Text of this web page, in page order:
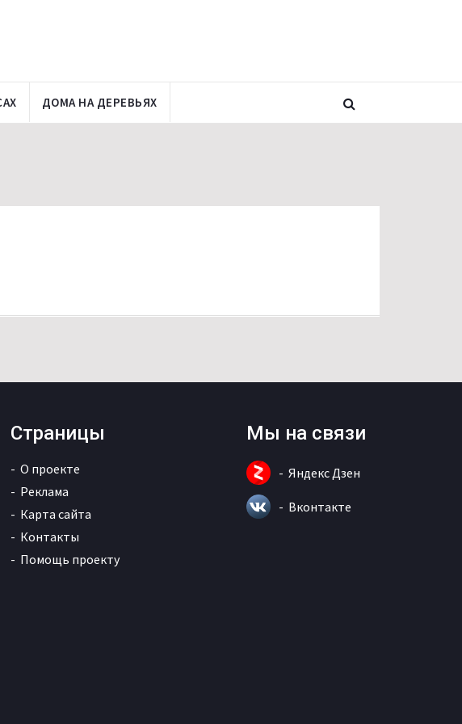
ДОМА НА ДЕРЕВЬЯХ
Страницы
О проекте
Реклама
Карта сайта
Контакты
Помощь проекту
Мы на связи
Яндекс Дзен
Вконтакте